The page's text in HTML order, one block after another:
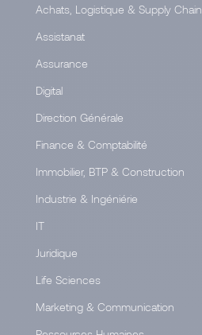
Achats, Logistique & Supply Chain
Assistanat
Assurance
Digital
Direction Générale
Finance & Comptabilité
Immobilier, BTP & Construction
Industrie & Ingéniérie
IT
Juridique
Life Sciences
Marketing & Communication